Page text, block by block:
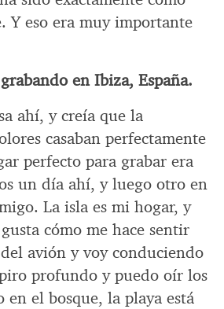
Y eso era muy importante
en Ibiza, España.
ahí, y creía que la
casaban perfectamente
perfecto para grabar era
un día ahí, y luego otro en
La isla es mi hogar, y
cómo me hace sentir
avión y voy conduciendo
profundo y puedo oír los
en el bosque, la playa está